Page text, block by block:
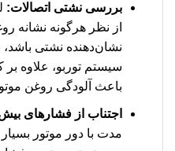
بررسی نشتی اتصالات:
از نظر هرگونه نشانه
نشان‌دهنده نشتی باشد،
سیستم توربو، علاوه بر
باعث آلودگی روغن
اجتناب از فشارهای
مدت با دور موتور